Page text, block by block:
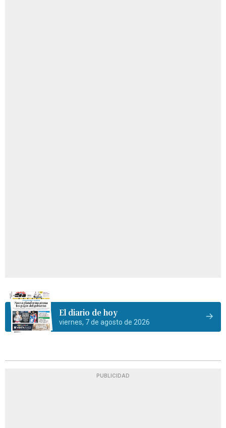
El diario de hoy
viernes, 7 de agosto de 2026
PUBLICIDAD